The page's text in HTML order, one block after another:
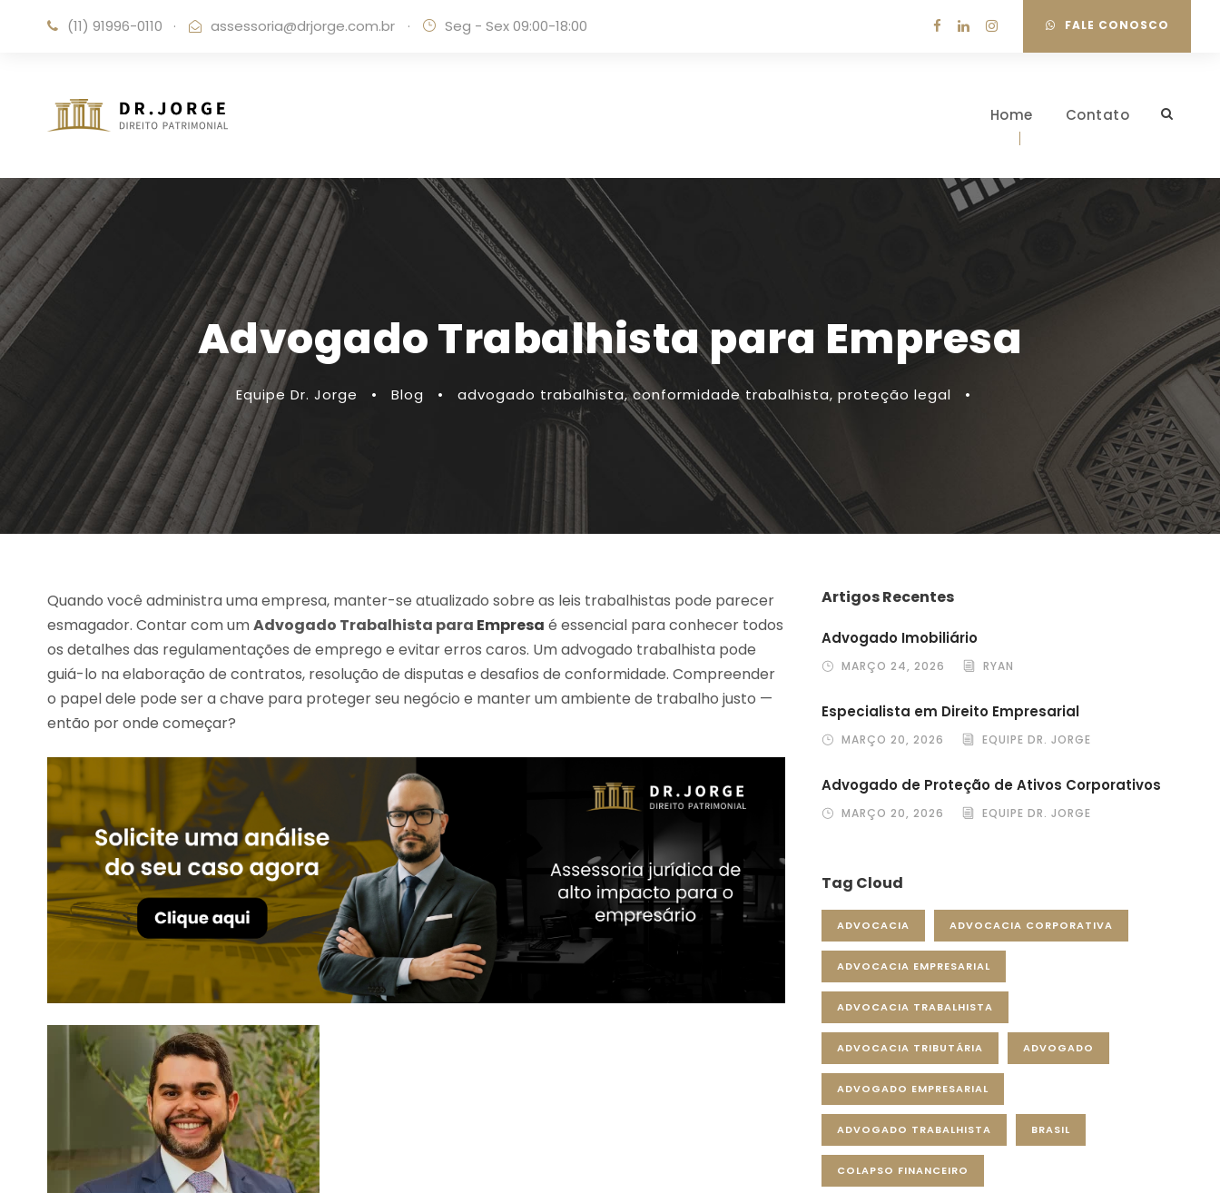
(11) 91996-0110 · assessoria@drjorge.com.br · Seg - Sex 09:00-18:00 FALE CONOSCO
Home Contato
Advogado Trabalhista para Empresa
Equipe Dr. Jorge • Blog • advogado trabalhista, conformidade trabalhista, proteção legal •
Quando você administra uma empresa, manter-se atualizado sobre as leis trabalhistas pode parecer
esmagador. Contar com umAdvogado Trabalhista para Empresa é essencial para conhecer todos
os detalhes das regulamentações de emprego e evitar erros caros. Um advogado trabalhista pode
guiá-lo na elaboração de contratos, resolução de disputas e desafios de conformidade. Compreender
o papel dele pode ser a chave para proteger seu negócio e manter um ambiente de trabalho justo —
então por onde começar?
Artigos Recentes
Advogado Imobiliário
MARÇO 24, 2026 RYAN
Especialista em Direito Empresarial
MARÇO 20, 2026 EQUIPE DR. JORGE
Advogado de Proteção de Ativos Corporativos
MARÇO 20, 2026 EQUIPE DR. JORGE
Tag Cloud
ADVOCACIA ADVOCACIA CORPORATIVA
ADVOCACIA EMPRESARIAL
ADVOCACIA TRABALHISTA
ADVOCACIA TRIBUTÁRIA ADVOGADO
ADVOGADO EMPRESARIAL
ADVOGADO TRABALHISTA BRASIL
COLAPSO FINANCEIRO